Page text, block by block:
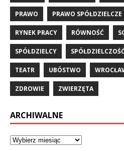
PRAWO PRAWO SPÓŁDZIELCZE
RYNEK PRACY RÓWNOŚĆ
SPÓŁDZIELCY SPÓŁDZIELCZOŚĆ
TEATR UBÓSTWO
ZDROWIE ZWIERZĘTA
ARCHIWALNE